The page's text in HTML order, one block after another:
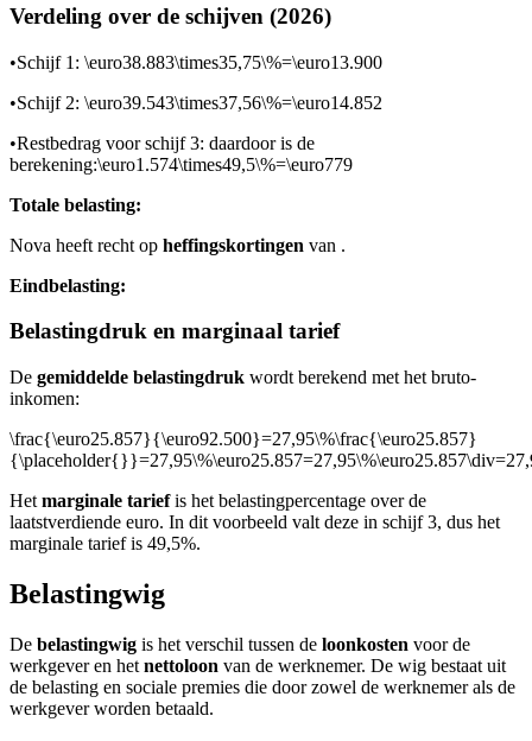
Verdeling over de schijven (2026)
•Schijf 1: \euro38.883\times35,75\%=\euro13.900
•Schijf 2: \euro39.543\times37,56\%=\euro14.852
•Restbedrag voor schijf 3: daardoor is de
berekening:\euro1.574\times49,5\%=\euro779
Totale belasting:
Nova heeft recht op heffingskortingen van .
Eindbelasting:
Belastingdruk en marginaal tarief
De gemiddelde belastingdruk wordt berekend met het bruto-
inkomen:
\frac{\euro25.857}{\euro92.500}=27,95\%\frac{\euro25.857}
Het marginale tariefis het belastingpercentage over de
laatstverdiende euro. In dit voorbeeld valt deze in schijf 3, dus het
marginale tarief is 49,5%.
Belastingwig
De belastingwig is het verschil tussen de loonkosten voor de
werkgever en het nettoloon van de werknemer. De wig bestaat uit
de belasting en sociale premies die door zowel de werknemer als de
werkgever worden betaald.